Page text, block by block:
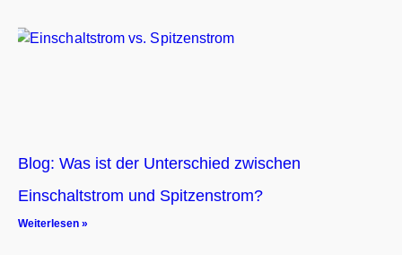
Blog: Was ist der Unterschied zwischen
Einschaltstrom und Spitzenstrom?
Weiterlesen »